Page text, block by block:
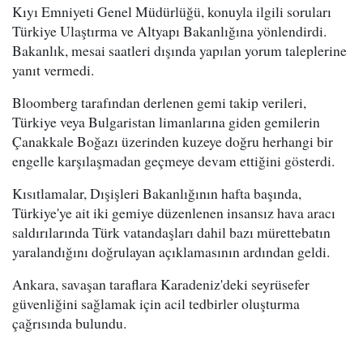
Kıyı Emniyeti Genel Müdürlüğü, konuyla ilgili soruları
Türkiye Ulaştırma ve Altyapı Bakanlığına yönlendirdi.
Bakanlık, mesai saatleri dışında yapılan yorum taleplerine
yanıt vermedi.
Bloomberg tarafından derlenen gemi takip verileri,
Türkiye veya Bulgaristan limanlarına giden gemilerin
Çanakkale Boğazı üzerinden kuzeye doğru herhangi bir
engelle karşılaşmadan geçmeye devam ettiğini gösterdi.
Kısıtlamalar, Dışişleri Bakanlığının hafta başında,
Türkiye'ye ait iki gemiye düzenlenen insansız hava aracı
saldırılarında Türk vatandaşları dahil bazı mürettebatın
yaralandığını doğrulayan açıklamasının ardından geldi.
Ankara, savaşan taraflara Karadeniz'deki seyrüsefer
güvenliğini sağlamak için acil tedbirler oluşturma
çağrısında bulundu.